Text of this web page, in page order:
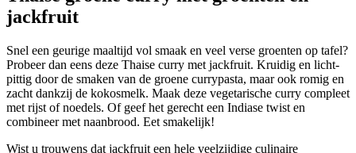
jackfruit
Snel een geurige maaltijd vol smaak en veel verse groenten op tafel?
Probeer dan eens deze Thaise curry met jackfruit. Kruidig en licht-
pittig door de smaken van de groene currypasta, maar ook romig en
zacht dankzij de kokosmelk. Maak deze vegetarische curry compleet
met rijst of noedels. Of geef het gerecht een Indiase twist en
combineer met naanbrood. Eet smakelijk!
Wist u trouwens dat jackfruit een hele veelzijdige culinaire